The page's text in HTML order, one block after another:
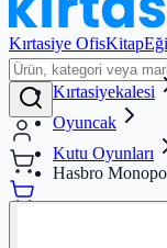
Kırtasiye OfisKitap
Kırtasiyekalesi
Oyuncak
Kutu Oyunları
Hasbro